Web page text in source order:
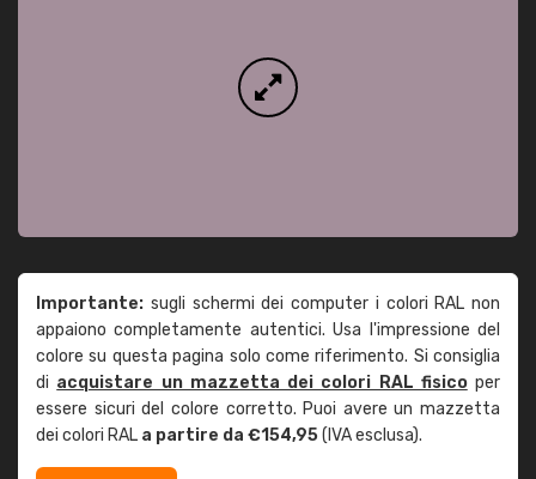
Importante: sugli schermi dei computer i colori RAL non
appaiono completamente autentici. Usa l'impressione del
colore su questa pagina solo come riferimento. Si consiglia
di acquistare un mazzetta dei colori RAL fisicoper
essere sicuri del colore corretto. Puoi avere un mazzetta
dei colori RAL a partire da €154,95(IVA esclusa).